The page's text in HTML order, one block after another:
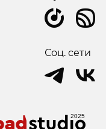
Соц. сети
2025